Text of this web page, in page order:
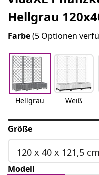
Hellgrau
Farbe(5 Optionen
Hellgrau Weiß
Größe
120 x 40 x 121,5
Modell